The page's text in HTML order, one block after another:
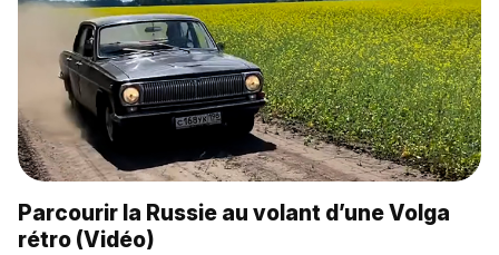
Parcourir la Russie au volant d’une Volga
rétro (Vidéo)